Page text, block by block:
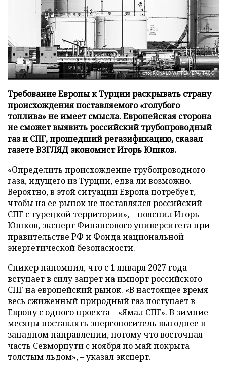
Фото: RONALD WITTEK/EPA/ТАСС
Требование Европы к Турции раскрывать страну
происхождения поставляемого «голубого
топлива» не имеет смысла. Европейская сторона
не сможет выявить российский трубопроводный
газ и СПГ, прошедший регазификацию, сказал
газете ВЗГЛЯД экономист Игорь Юшков.
«Определить происхождение трубопроводного
газа, идущего из Турции, едва ли возможно.
Вероятно, в этой ситуации Европа потребует,
чтобы на ее рынок не поставлялся российский
СПГ с турецкой территории», – пояснил Игорь
Юшков, эксперт Финансового университета при
правительстве РФ и Фонда национальной
энергетической безопасности.
Спикер напомнил, что с 1 января 2027 года
вступает в силу запрет на импорт российского
СПГ на европейский рынок. «В настоящее время
весь сжиженный природный газ поступает в
Европу с одного проекта – «Ямал СПГ». В зимние
месяцы поставлять энергоноситель выгоднее в
западном направлении, потому что восточная
часть Севморпути с ноября по май покрыта
толстым льдом», – указал эксперт.